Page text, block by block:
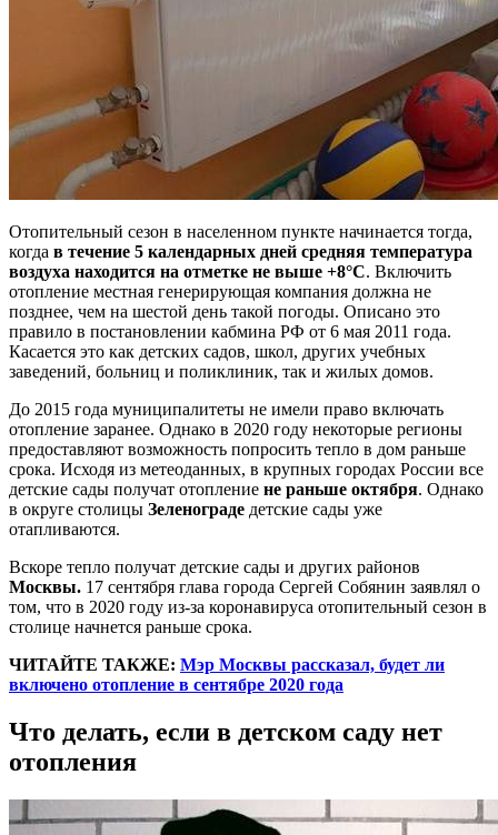
Отопительный сезон в населенном пункте начинается тогда,
когда в течение 5 календарных дней средняя температура
воздуха находится на отметке не выше +8°С. Включить
отопление местная генерирующая компания должна не
позднее, чем на шестой день такой погоды. Описано это
правило в постановлении кабмина РФ от 6 мая 2011 года.
Касается это как детских садов, школ, других учебных
заведений, больниц и поликлиник, так и жилых домов.
До 2015 года муниципалитеты не имели право включать
отопление заранее. Однако в 2020 году некоторые регионы
предоставляют возможность попросить тепло в дом раньше
срока. Исходя из метеоданных, в крупных городах России все
детские сады получат отопление не раньше октября. Однако
в округе столицы Зеленограде детские сады уже
отапливаются.
Вскоре тепло получат детские сады и других районов
Москвы. 17 сентября глава города Сергей Собянин заявлял о
том, что в 2020 году из-за коронавируса отопительный сезон в
столице начнется раньше срока.
ЧИТАЙТЕ ТАКЖЕ: Мэр Москвы рассказал, будет ли
включено отопление в сентябре 2020 года
Что делать, если в детском саду нет
отопления